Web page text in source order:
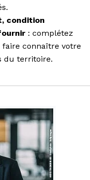
condition
: complétez
faire connaître votre
du territoire.